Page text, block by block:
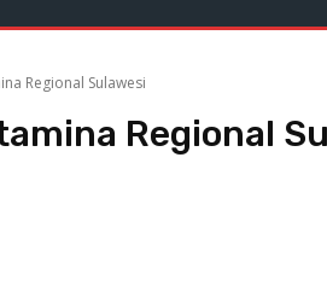
Regional Sulawesi
Regional